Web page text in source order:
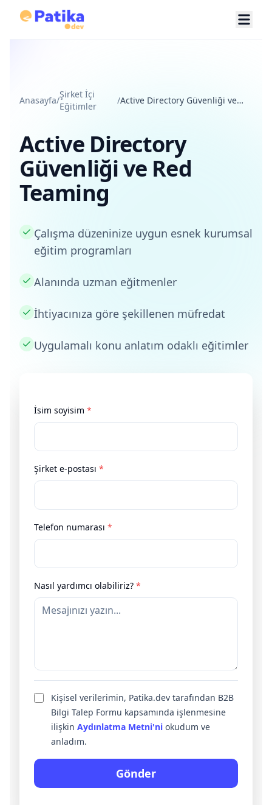
Anasayfa/
Şirket İçi
Eğitimler
/Active Directory Güvenliği ve
Active Directory
Güvenliği ve Red
Teaming
Çalışma düzeninize uygun esnek kurumsal
eğitim programları
Alanında uzman eğitmenler
İhtiyacınıza göre şekillenen müfredat
Uygulamalı konu anlatım odaklı eğitimler
İsim soyisim *
Şirket e-postası *
Telefon numarası *
Nasıl yardımcı olabiliriz? *
Kişisel verilerimin, Patika.dev tarafından B2B
Bilgi Talep Formu kapsamında işlenmesine
ilişkin Aydınlatma Metni'ni okudum ve
anladım.
Gönder